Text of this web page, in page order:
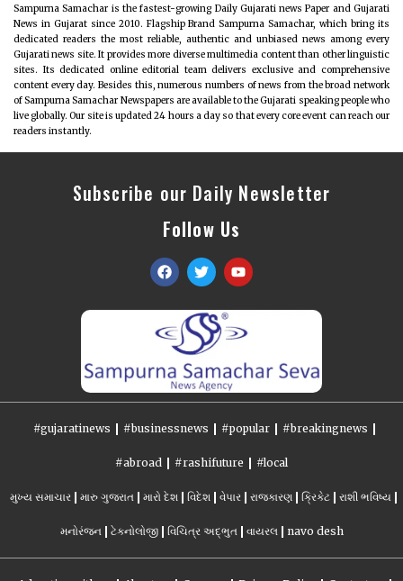
Sampurna Samachar is the fastest-growing Daily Gujarati news Paper and Gujarati
News in Gujarat since 2010. Flagship Brand Sampurna Samachar, which bring its
dedicated readers the most reliable, authentic and unbiased news among every
Gujarati news site. It provides more diverse multimedia content than other linguistic
sites. Its dedicated online editorial team delivers exclusive and comprehensive
content every day. Besides this, numerous numbers of news from the broad network
of Sampurna Samachar Newspapers are available to the Gujarati speaking people who
live globally. Our site is updated 24 hours a day so that every core event can reach our
readers instantly.
Subscribe our Daily Newsletter
Follow Us
#gujaratinews #businessnews #popular #breakingnews
#abroad #rashifuture #local
મુખ્ય સમાચાર મારુ ગુજરાત મારો દેશ વિદેશ વેપાર રાજકારણ ક્રિકેટ રાશી ભવિષ્ય
મનોરંજન ટેકનોલોજી વિચિત્ર અદ્ભુત વાયરલ navo desh